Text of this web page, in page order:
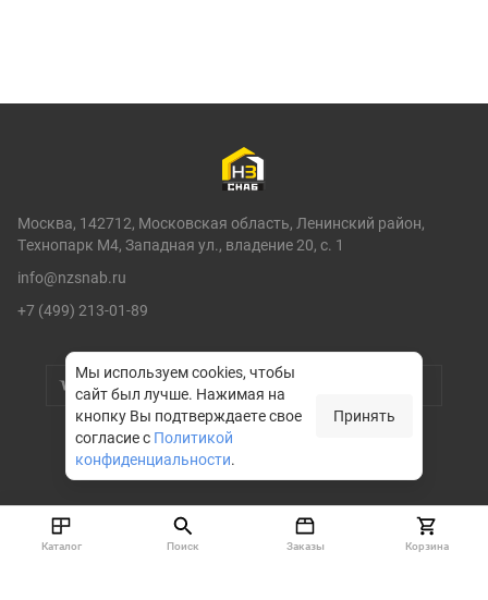
Москва, 142712, Московская область, Ленинский район,
Технопарк М4, Западная ул., владение 20, с. 1
info@nzsnab.ru
+7 (499) 213-01-89
Мы используем cookies, чтобы
сайт был лучше. Нажимая на
кнопку Вы подтверждаете свое
согласие с Политикой
конфиденциальности.
Принять
© НЗСНАБ 2004-2026
Каталог Поиск Заказы Корзина